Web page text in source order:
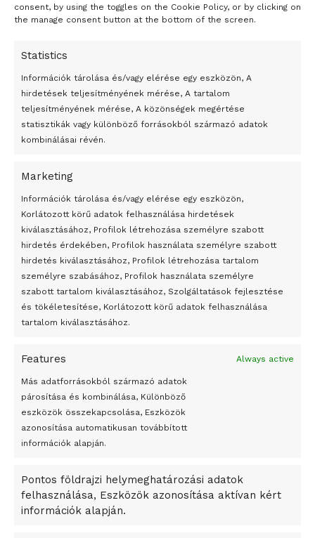
consent, by using the toggles on the Cookie Policy, or by clicking on
the manage consent button at the bottom of the screen.
Statistics
Információk tárolása és/vagy elérése egy eszközön, A
hirdetések teljesítményének mérése, A tartalom
teljesítményének mérése, A közönségek megértése
statisztikák vagy különböző forrásokból származó adatok
kombinálásai révén.
Marketing
Információk tárolása és/vagy elérése egy eszközön,
Korlátozott körű adatok felhasználása hirdetések
kiválasztásához, Profilok létrehozása személyre szabott
hirdetés érdekében, Profilok használata személyre szabott
hirdetés kiválasztásához, Profilok létrehozása tartalom
személyre szabásához, Profilok használata személyre
szabott tartalom kiválasztásához, Szolgáltatások fejlesztése
és tökéletesítése, Korlátozott körű adatok felhasználása
tartalom kiválasztásához.
Features Always active
Más adatforrásokból származó adatok
párosítása és kombinálása, Különböző
eszközök összekapcsolása, Eszközök
azonosítása automatikusan továbbított
információk alapján.
Pontos földrajzi helymeghatározási adatok
felhasználása, Eszközök azonosítása aktívan kért
információk alapján.
Átmenetileg szünetelnek az összecsapások Bahmutnál
Egy vagyonért adták el Banksy művét miután elégették.
Az 1950-ben elhunyt alkotók művei szabadon
felhasználhatóvá válnak
Megváltoztatják a montenegrói egyházügyi törvény
Peking – A visegrádi országok zsidó kulturális örökségét
bemutató fotókiállítás nyílt
Megveszi az osztrák Wienerberger az amerikai Meridian
Bricket
A Startup Campus egyetemi programjainak legjobbjai az
A Ringo Starr új albummal jelentkezik
A Vajdasági Magyar Szövetség államtitkárait kinevezték